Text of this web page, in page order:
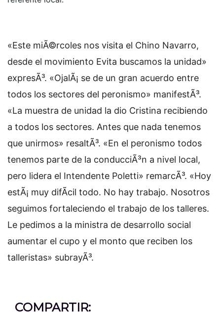
«Este miÃ©rcoles nos visita el Chino Navarro,
desde el movimiento Evita buscamos la unidad»
expresÃ³. «OjalÃ¡ se de un gran acuerdo entre
todos los sectores del peronismo» manifestÃ³.
«La muestra de unidad la dio Cristina recibiendo
a todos los sectores. Antes que nada tenemos
que unirmos» resaltÃ³. «En el peronismo todos
tenemos parte de la conducciÃ³n a nivel local,
pero lidera el Intendente Poletti» remarcÃ³. «Hoy
estÃ¡ muy difÃ­cil todo. No hay trabajo. Nosotros
seguimos fortaleciendo el trabajo de los talleres.
Le pedimos a la ministra de desarrollo social
aumentar el cupo y el monto que reciben los
talleristas» subrayÃ³.
COMPARTIR: